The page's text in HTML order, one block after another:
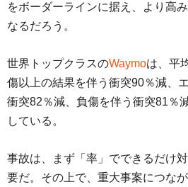
をボーダーラインに据え、より高
なるだろう。
世界トップクラスのWaymoは、平
傷以上の結果を伴う衝突90％減、
衝突82％減、負傷を伴う衝突81
している。
事故は、まず「率」でできるだけ
要だ。その上で、重大事案につな